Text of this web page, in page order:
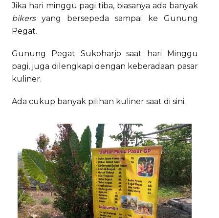
Jika hari minggu pagi tiba, biasanya ada banyak
bikersyang bersepeda sampai ke Gunung
Pegat.
Gunung Pegat Sukoharjo saat hari Minggu
pagi, juga dilengkapi dengan keberadaan pasar
kuliner.
Ada cukup banyak pilihan kuliner saat di sini.